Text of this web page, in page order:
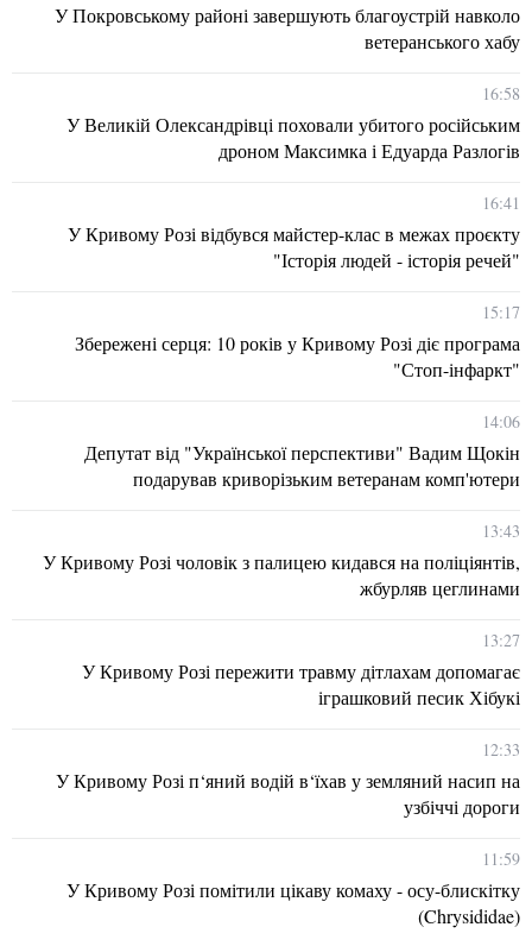
У Покровському районі завершують благоустрій навколо
ветеранського хабу
16:58
У Великій Олександрівці поховали убитого російським
дроном Максимка і Едуарда Разлогів
16:41
У Кривому Розі відбувся майстер-клас в межах проєкту
"Історія людей - історія речей"
15:17
Збережені серця: 10 років у Кривому Розі діє програма
"Стоп-інфаркт"
14:06
Депутат від "Української перспективи" Вадим Щокін
подарував криворізьким ветеранам комп'ютери
13:43
У Кривому Розі чоловік з палицею кидався на поліціянтів,
жбурляв цеглинами
13:27
У Кривому Розі пережити травму дітлахам допомагає
іграшковий песик Хібукі
12:33
У Кривому Розі п‘яний водій в‘їхав у земляний насип на
узбіччі дороги
11:59
У Кривому Розі помітили цікаву комаху - осу-блискітку
(Chrysididae)